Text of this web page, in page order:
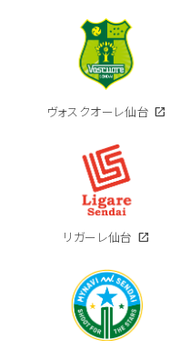
ヴォスクオーレ仙台 open_in_new
リガーレ仙台 open_in_new